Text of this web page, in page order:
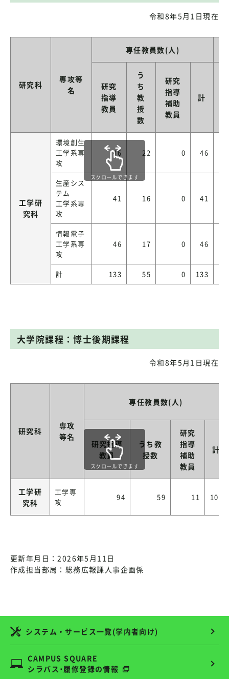
令和8年5月1日現在
研究科
専攻等
名
専任教員数(人)
研究
指導
教員
う
ち
教
授
数
研究
指導
補助
教員
計
工学研
究科
環境創生
工学系専
攻
46 22 0 46
生産シス
テム
工学系専
攻
41 16 0 41
情報電子
工学系専
攻
46 17 0 46
計 133 55 0 133
スクロールできます
大学院課程：博士後期課程
令和8年5月1日現在
研究科
専攻
等名
専任教員数(人)
研究指導
教員
うち教
授数
研究
指導
補助
教員
計
工学研
究科
工学専
攻
94 59 11 105
スクロールできます
更新年月日：2026年5月11日
作成担当部局：総務広報課人事企画係
システム・サービス一覧(学内者向け)
CAMPUS SQUARE
シラバス･履修登録の情報